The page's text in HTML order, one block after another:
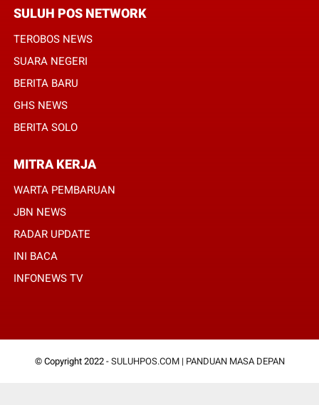
SULUH POS NETWORK
TEROBOS NEWS
SUARA NEGERI
BERITA BARU
GHS NEWS
BERITA SOLO
MITRA KERJA
WARTA PEMBARUAN
JBN NEWS
RADAR UPDATE
INI BACA
INFONEWS TV
© Copyright 2022 - SULUHPOS.COM | PANDUAN MASA DEPAN